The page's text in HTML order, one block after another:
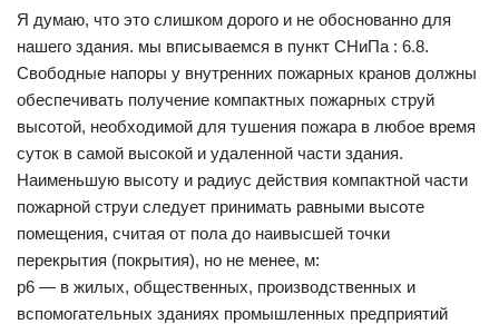
Я думаю, что это слишком дорого и не обоснованно для
нашего здания. мы вписываемся в пункт СНиПа : 6.8.
Свободные напоры у внутренних пожарных кранов должны
обеспечивать получение компактных пожарных струй
высотой, необходимой для тушения пожара в любое время
суток в самой высокой и удаленной части здания.
Наименьшую высоту и радиус действия компактной части
пожарной струи следует принимать равными высоте
помещения, считая от пола до наивысшей точки
перекрытия (покрытия), но не менее, м:
p6 — в жилых, общественных, производственных и
вспомогательных зданиях промышленных предприятий